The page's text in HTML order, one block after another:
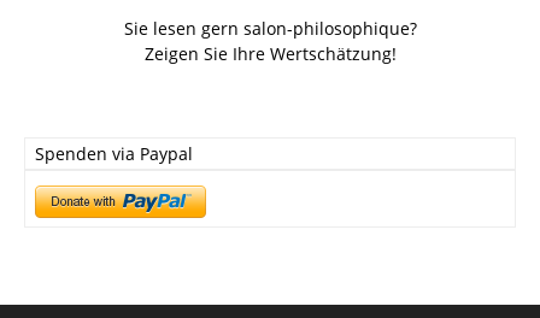
Sie lesen gern salon-philosophique?
Zeigen Sie Ihre Wertschätzung!
Spenden via Paypal